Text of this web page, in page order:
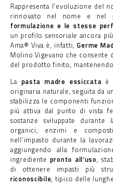
Rappresenta l’evoluzione del
rinnovato nel nome e nel
formulazione e le stesse
un profilo sensoriale ancora
Ama® Viva è, infatti,Germe
Molino Vigevano che consente
del prodotto finito,
La pasta madre essiccata è
originaria naturale, seguita da
stabilizza le componenti
più attiva dal punto di vista
sostanze sviluppate durante
organici, enzimi e
nell’impasto durante la
aggiungendo alla
ingrediente pronto all’uso,
di ottenere impasti più
riconoscibile, tipico delle